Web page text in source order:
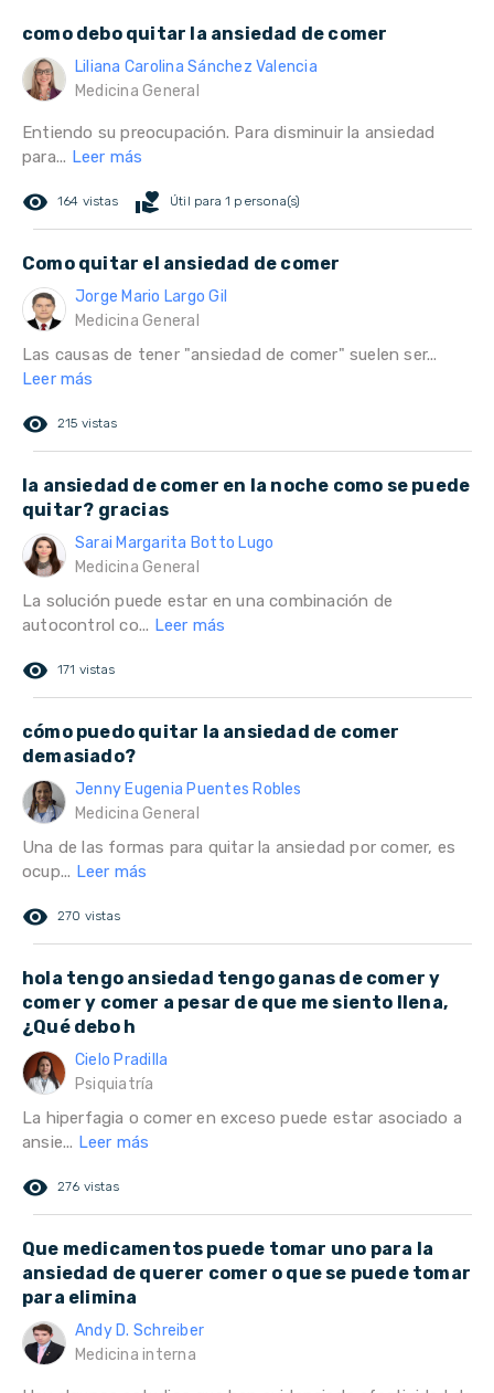
como debo quitar la ansiedad de comer
Liliana Carolina Sánchez Valencia
Medicina General
Entiendo su preocupación. Para disminuir la ansiedad
para... Leer más
remove_red_eye 164 vistas volunteer_activism Útil para 1 persona(s)
Como quitar el ansiedad de comer
Jorge Mario Largo Gil
Medicina General
Las causas de tener "ansiedad de comer" suelen ser...
Leer más
remove_red_eye 215 vistas
la ansiedad de comer en la noche como se puede
quitar? gracias
Sarai Margarita Botto Lugo
Medicina General
La solución puede estar en una combinación de
autocontrol co... Leer más
remove_red_eye 171 vistas
cómo puedo quitar la ansiedad de comer
demasiado?
Jenny Eugenia Puentes Robles
Medicina General
Una de las formas para quitar la ansiedad por comer, es
ocup... Leer más
remove_red_eye 270 vistas
hola tengo ansiedad tengo ganas de comer y
comer y comer a pesar de que me siento llena,
¿Qué debo h
Cielo Pradilla
Psiquiatría
La hiperfagia o comer en exceso puede estar asociado a
ansie... Leer más
remove_red_eye 276 vistas
Que medicamentos puede tomar uno para la
ansiedad de querer comer o que se puede tomar
para elimina
Andy D. Schreiber
Medicina interna